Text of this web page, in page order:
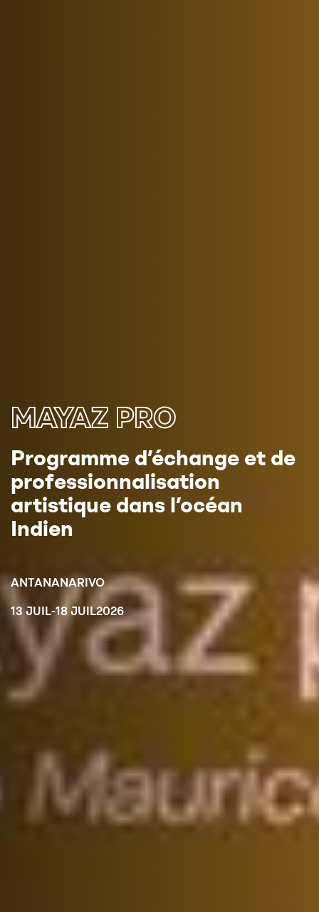
MAYAZ PRO
Programme d’échange et de
professionnalisation
artistique dans l’océan
Indien
ANTANANARIVO
13 JUIL-18 JUIL2026